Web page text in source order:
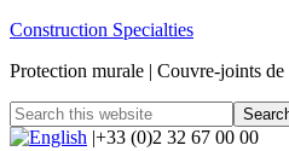
Construction Specialties
Protection murale | Couvre-joints
|+33 (0)2 32 67 00 00